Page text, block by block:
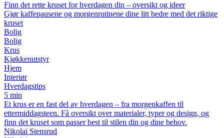
Finn det rette kruset for hverdagen din – oversikt og ideer
Gjør kaffepausene og morgenrutinene dine litt bedre med det riktige
kruset
Bolig
Bolig
Krus
Kjøkkenutstyr
Hjem
Interiør
Hverdagstips
5 min
Et krus er en fast del av hverdagen – fra morgenkaffen til
ettermiddagsteen. Få oversikt over materialer, typer og design, og
finn det kruset som passer best til stilen din og dine behov.
Nikolai Stensrud